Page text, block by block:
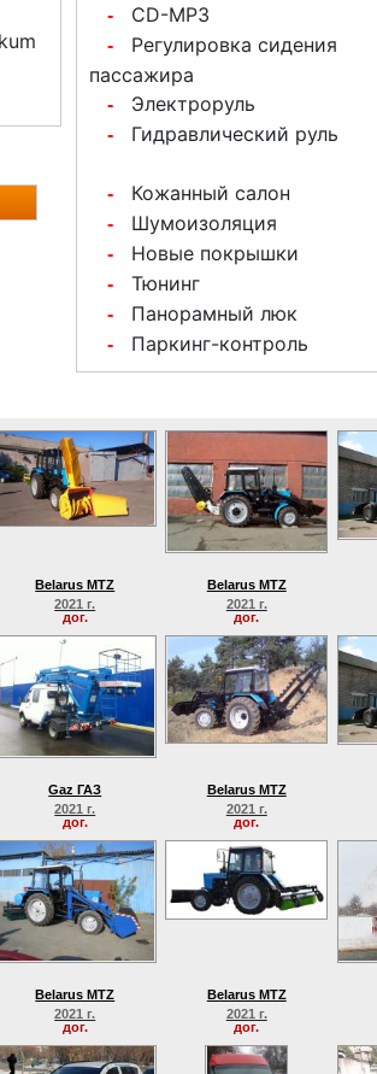
- CD-MP3
-
Регулировка сидения
пассажира
- Электроруль
- Гидравлический руль
- Кожанный салон
- Шумоизоляция
- Новые покрышки
- Тюнинг
- Панорамный люк
- Паркинг-контроль
Belarus MTZ
2021 г.
дог.
Belarus MTZ
2021 г.
дог.
Gaz ГАЗ
2021 г.
дог.
Belarus MTZ
2021 г.
дог.
Belarus MTZ
2021 г.
дог.
Belarus MTZ
2021 г.
дог.